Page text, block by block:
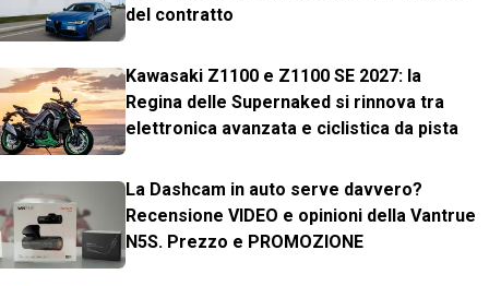
del contratto
Kawasaki Z1100 e Z1100 SE 2027: la
Regina delle Supernaked si rinnova tra
elettronica avanzata e ciclistica da pista
La Dashcam in auto serve davvero?
Recensione VIDEO e opinioni della Vantrue
N5S. Prezzo e PROMOZIONE